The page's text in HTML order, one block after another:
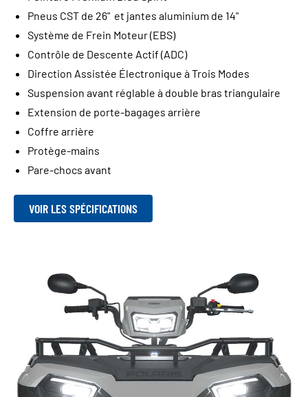
Pneus CST de 26" et jantes aluminium de 14"
Système de Frein Moteur (EBS)
Contrôle de Descente Actif (ADC)
Direction Assistée Électronique à Trois Modes
Suspension avant réglable à double bras triangulaire
Extension de porte-bagages arrière
Coffre arrière
Protège-mains
Pare-chocs avant
VOIR LES SPÉCIFICATIONS